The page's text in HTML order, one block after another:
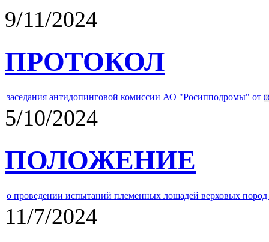
9/11/2024
ПРОТОКОЛ
заседания антидопинговой комиссии АО "Росипподромы" от
5/10/2024
ПОЛОЖЕНИЕ
о проведении испытаний племенных лошадей верховых
11/7/2024